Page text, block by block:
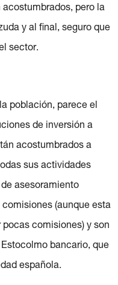
pero la
y al final, seguro que
sector.
población, parece el
de inversión a
acostumbrados a
sus actividades
asesoramiento
(aunque esta
comisiones) y son
bancario, que
española.